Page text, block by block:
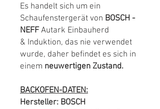
Es handelt sich um ein
Schaufenstergerät von BOSCH -
NEFF Autark Einbauherd
& Induktion, das nie verwendet
wurde, daher befindet es sich in
einem neuwertigen Zustand.
BACKOFEN-DATEN:
Hersteller: BOSCH